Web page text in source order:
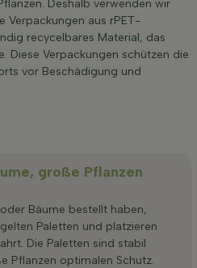
Deshalb verwenden wir
Verpackungen aus rPET-
recycelbares Material, das
Diese Verpackungen schützen die
vor Beschädigung und
große Pflanzen
Bäume bestellt haben,
Paletten und platzieren
Die Paletten sind stabil
Pflanzen optimalen Schutz.